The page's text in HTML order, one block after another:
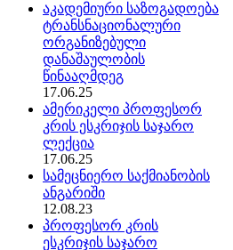
აკადემიური საზოგადოება
ტრანსნაციონალური
ორგანიზებული
დანაშაულობის
წინააღმდეგ
17.06.25
ამერიკელი პროფესორ
კრის ესკრიჯის საჯარო
ლექცია
17.06.25
სამეცნიერო საქმიანობის
ანგარიში
12.08.23
პროფესორ კრის
ესკრიჯის საჯარო